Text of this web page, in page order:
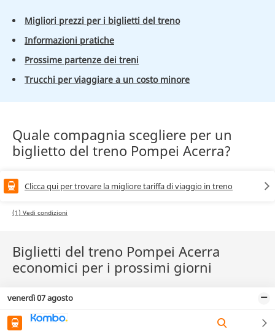
Migliori prezzi per i biglietti del treno
Informazioni pratiche
Prossime partenze dei treni
Trucchi per viaggiare a un costo minore
Quale compagnia scegliere per un
biglietto del treno Pompei Acerra?
Clicca qui per trovare la migliore tariffa di viaggio in treno
(1) Vedi condizioni
Biglietti del treno Pompei Acerra
economici per i prossimi giorni
venerdì 07 agosto